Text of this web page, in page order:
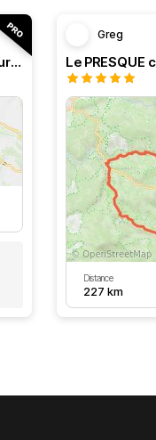
1h – A l’Ouest d’Alès, 1h15 de bonheur (HSRF23)
Greg
Distance
227 km